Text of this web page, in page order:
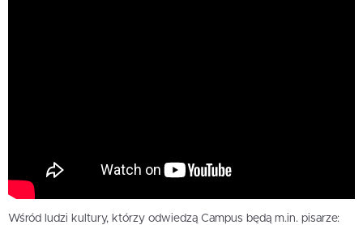
Wśród ludzi kultury, którzy odwiedzą Campus będą m.in. pisarze: